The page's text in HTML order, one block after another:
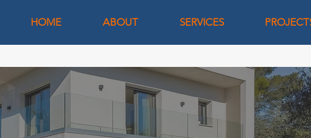
HOME ABOUT SERVICES